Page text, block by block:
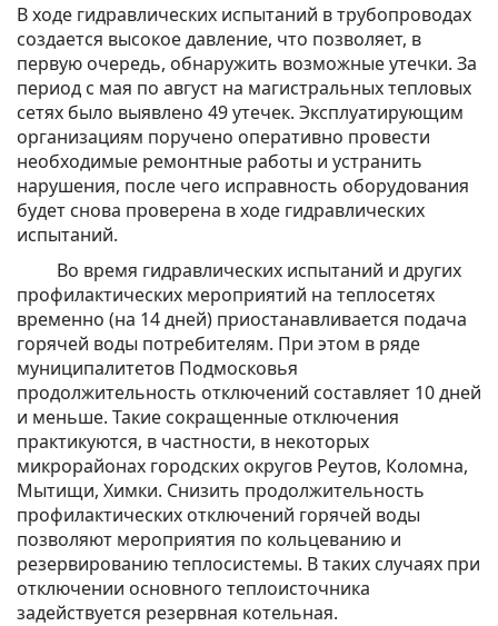
В ходе гидравлических испытаний в трубопроводах
создается высокое давление, что позволяет, в
первую очередь, обнаружить возможные утечки. За
период с мая по август на магистральных тепловых
сетях было выявлено 49 утечек. Эксплуатирующим
организациям поручено оперативно провести
необходимые ремонтные работы и устранить
нарушения, после чего исправность оборудования
будет снова проверена в ходе гидравлических
испытаний.
Во время гидравлических испытаний и других
профилактических мероприятий на теплосетях
временно (на 14 дней) приостанавливается подача
горячей воды потребителям. При этом в ряде
муниципалитетов Подмосковья
продолжительность отключений составляет 10 дней
и меньше. Такие сокращенные отключения
практикуются, в частности, в некоторых
микрорайонах городских округов Реутов, Коломна,
Мытищи, Химки. Снизить продолжительность
профилактических отключений горячей воды
позволяют мероприятия по кольцеванию и
резервированию теплосистемы. В таких случаях при
отключении основного теплоисточника
задействуется резервная котельная.